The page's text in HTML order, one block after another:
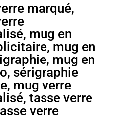
marqué,
mug en
mug en
mug en
sérigraphie
mug verre
tasse verre
verre